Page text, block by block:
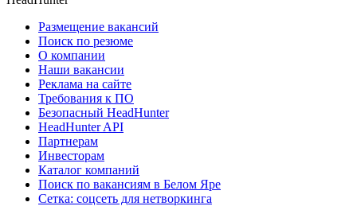
Размещение вакансий
Поиск по резюме
О компании
Наши вакансии
Реклама на сайте
Требования к ПО
Безопасный HeadHunter
HeadHunter API
Партнерам
Инвесторам
Каталог компаний
Поиск по вакансиям в Белом Яре
Сетка: соцсеть для нетворкинга